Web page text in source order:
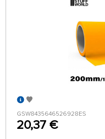
GSW8435646526928ES
20,37 €